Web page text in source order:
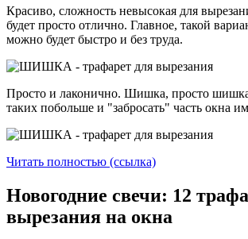
Красиво, сложность невысокая для
будет просто отлично. Главное, такой
можно будет быстро и без труда.
Просто и лаконично. Шишка, просто
таких побольше и "забросать" часть окна
Читать полностью (ссылка)
Новогодние свечи: 12
вырезания на окна